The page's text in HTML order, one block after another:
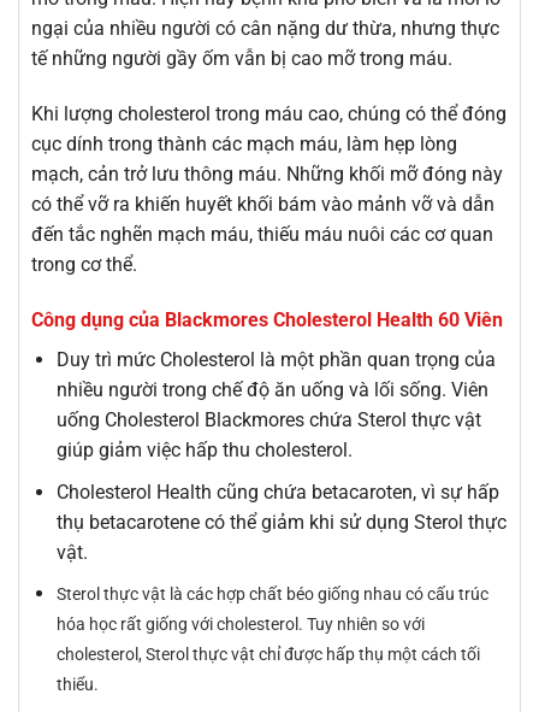
ngại của nhiều người có cân nặng dư thừa, nhưng thực
tế những người gầy ốm vẫn bị cao mỡ trong máu.
Khi lượng cholesterol trong máu cao, chúng có thể đóng
cục dính trong thành các mạch máu, làm hẹp lòng
mạch, cản trở lưu thông máu. Những khối mỡ đóng này
có thể vỡ ra khiến huyết khối bám vào mảnh vỡ và dẫn
đến tắc nghẽn mạch máu, thiếu máu nuôi các cơ quan
trong cơ thể.
Công dụng của Blackmores Cholesterol Health 60 Viên
Duy trì mức Cholesterol là một phần quan trọng của
nhiều người trong chế độ ăn uống và lối sống. Viên
uống Cholesterol Blackmores chứa Sterol thực vật
giúp giảm việc hấp thu cholesterol.
Cholesterol Health cũng chứa betacaroten, vì sự hấp
thụ betacarotene có thể giảm khi sử dụng Sterol thực
vật.
Sterol thực vật là các hợp chất béo giống nhau có cấu trúc
hóa học rất giống với cholesterol. Tuy nhiên so với
cholesterol, Sterol thực vật chỉ được hấp thụ một cách tối
thiểu.